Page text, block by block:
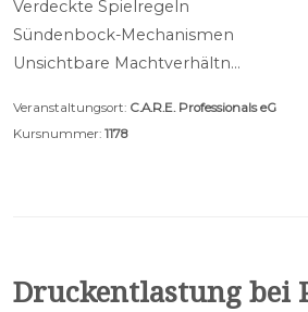
Verdeckte Spielregeln
Sündenbock-Mechanismen
Unsichtbare Machtverhältn…
Veranstaltungsort: C.A.R.E. Professionals eG
Kursnummer: 1178
Druckentlastung bei